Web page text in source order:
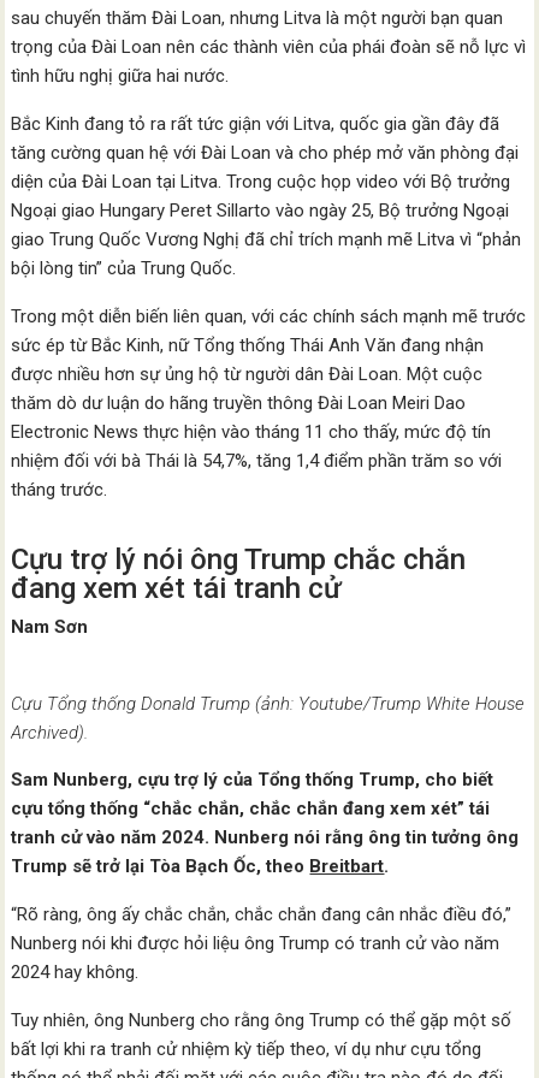
sau chuyến thăm Đài Loan, nhưng Litva là một người bạn quan
trọng của Đài Loan nên các thành viên của phái đoàn sẽ nỗ lực vì
tình hữu nghị giữa hai nước.
Bắc Kinh đang tỏ ra rất tức giận với Litva, quốc gia gần đây đã
tăng cường quan hệ với Đài Loan và cho phép mở văn phòng đại
diện của Đài Loan tại Litva. Trong cuộc họp video với Bộ trưởng
Ngoại giao Hungary Peret Sillarto vào ngày 25, Bộ trưởng Ngoại
giao Trung Quốc Vương Nghị đã chỉ trích mạnh mẽ Litva vì “phản
bội lòng tin” của Trung Quốc.
Trong một diễn biến liên quan, với các chính sách mạnh mẽ trước
sức ép từ Bắc Kinh, nữ Tổng thống Thái Anh Văn đang nhận
được nhiều hơn sự ủng hộ từ người dân Đài Loan. Một cuộc
thăm dò dư luận do hãng truyền thông Đài Loan Meiri Dao
Electronic News thực hiện vào tháng 11 cho thấy, mức độ tín
nhiệm đối với bà Thái là 54,7%, tăng 1,4 điểm phần trăm so với
tháng trước.
Cựu trợ lý nói ông Trump chắc chắn
đang xem xét tái tranh cử
Nam Sơn
Cựu Tổng thống Donald Trump (ảnh: Youtube/Trump White House
Archived).
Sam Nunberg, cựu trợ lý của Tổng thống Trump, cho biết
cựu tổng thống “chắc chắn, chắc chắn đang xem xét” tái
tranh cử vào năm 2024. Nunberg nói rằng ông tin tưởng ông
Trump sẽ trở lại Tòa Bạch Ốc, theo Breitbart.
“Rõ ràng, ông ấy chắc chắn, chắc chắn đang cân nhắc điều đó,”
Nunberg nói khi được hỏi liệu ông Trump có tranh cử vào năm
2024 hay không.
Tuy nhiên, ông Nunberg cho rằng ông Trump có thể gặp một số
bất lợi khi ra tranh cử nhiệm kỳ tiếp theo, ví dụ như cựu tổng